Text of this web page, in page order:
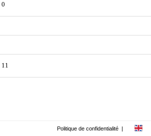
0
11
Politique de confidentialité |